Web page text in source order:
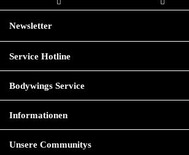
Bestellwert
Newsletter
Service Hotline
Bodywings Service
Informationen
Unsere Communitys